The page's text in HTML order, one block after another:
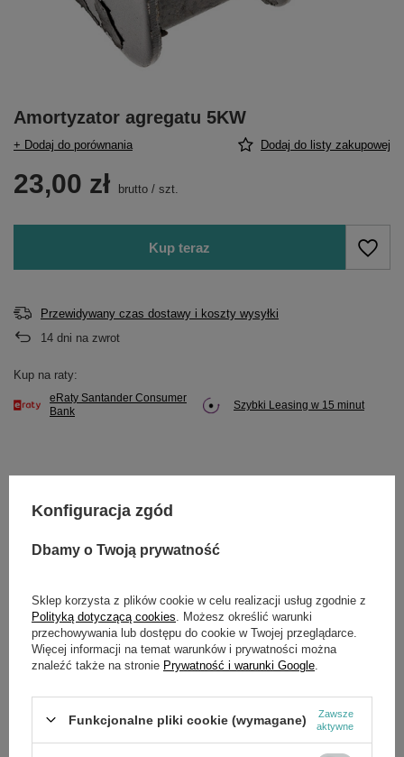
Amortyzator agregatu 5KW
+ Dodaj do porównania Dodaj do listy zakupowej
23,00 zł brutto / szt.
Kup teraz
Przewidywany czas dostawy i koszty wysyłki
14 dni na zwrot
Kup na raty:
eRaty Santander Consumer
Bank
Szybki Leasing w 15 minut
Potrzebujesz pomocy? Masz pytania?
najciekawsze pytania i odpowiedzi publikując
dla innych.
SZCZEGÓŁOWE DANE
Symbol 520073
Konfiguracja zgód
Dbamy o Twoją prywatność
Sklep korzysta z plików cookie w celu realizacji usług zgodnie z
Polityką dotyczącą cookies . Możesz określić warunki
przechowywania lub dostępu do cookie w Twojej przeglądarce.
Więcej informacji na temat warunków i prywatności można
znaleźć także na stronie Prywatność i warunki Google
Funkcjonalne pliki cookie (wymagane)
Zawsze
aktywne